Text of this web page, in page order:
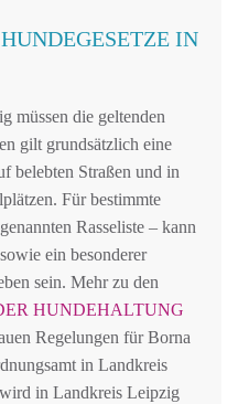
IN
müssen die geltenden
gilt grundsätzlich eine
belebten Straßen und in
Für bestimmte
Rasseliste – kann
ein besonderer
sein. Mehr zu den
HUNDEHALTUNG
Regelungen für Borna
in Landkreis
in Landkreis Leipzig